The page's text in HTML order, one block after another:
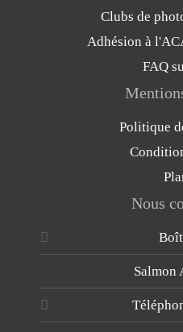
Clubs de
Adhésion à
FAQ
Politique
Nous
Salmon